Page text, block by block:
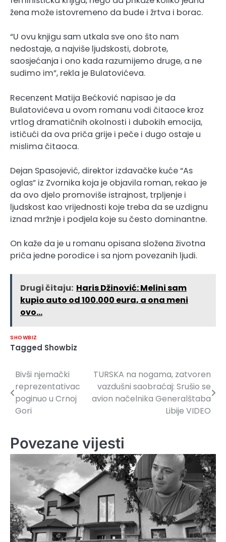
žena može istovremeno da bude i žrtva i borac.
“U ovu knjigu sam utkala sve ono što nam
nedostaje, a najviše ljudskosti, dobrote,
saosjećanja i ono kada razumijemo druge, a ne
sudimo im”, rekla je Bulatovićeva.
Recenzent Matija Bećković napisao je da
Bulatovićeva u ovom romanu vodi čitaoce kroz
vrtlog dramatičnih okolnosti i dubokih emocija,
ističući da ova priča grije i peče i dugo ostaje u
mislima čitaoca.
Dejan Spasojević, direktor izdavačke kuće “As
oglas” iz Zvornika koja je objavila roman, rekao je
da ovo djelo promoviše istrajnost, trpljenje i
ljudskost kao vrijednosti koje treba da se uzdignu
iznad mržnje i podjela koje su često dominantne.
On kaže da je u romanu opisana složena životna
priča jedne porodice i sa njom povezanih ljudi.
Drugi čitaju: Haris Džinović: Melini sam
kupio auto od 100.000 eura, a ona meni
ovo…
SHOWBIZ
Tagged Showbiz
Navigacija
članaka
Bivši njemački
reprezentativac
poginuo u Crnoj
Gori
TURSKA na nogama, zatvoren
vazdušni saobraćaj: Srušio se
avion načelnika Generalštaba
Libije VIDEO
Povezane vijesti